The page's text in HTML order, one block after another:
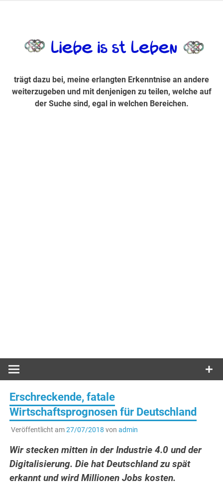
Suche sind, egal in welchen Bereichen.
trägt dazu bei, meine erlangten Erkenntnise an andere
weiterzugeben und mit denjenigen zu teilen, welche auf
der Suche sind, egal in welchen Bereichen.
Erschreckende, fatale
Wirtschaftsprognosen für Deutschland
Veröffentlicht am27/07/2018 von admin
Wir stecken mitten in der Industrie 4.0 und der
Digitalisierung. Die hat Deutschland zu spät
erkannt und wird Millionen Jobs kosten.